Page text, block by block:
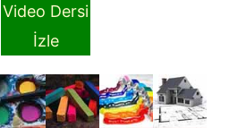
Video Dersi
İzle